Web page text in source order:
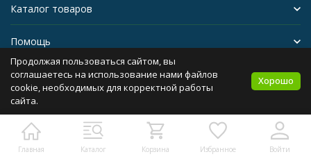
Главная Каталог Корзина Избранное Войти
Каталог товаров
Помощь
Бренды
Политика персональных данных Карта сайта
Продолжая пользоваться сайтом, вы
соглашаетесь на использование нами файлов
cookie, необходимых для корректной работы
сайта.
Хорошо